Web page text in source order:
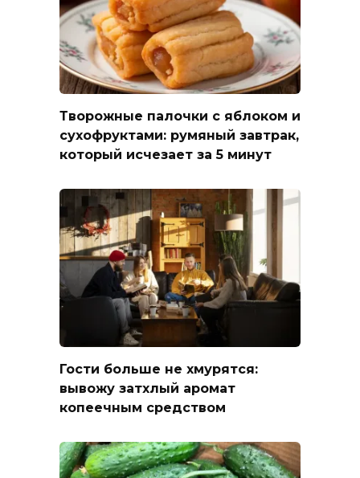
Творожные палочки с яблоком и
сухофруктами: румяный завтрак,
который исчезает за 5 минут
Гости больше не хмурятся:
вывожу затхлый аромат
копеечным средством